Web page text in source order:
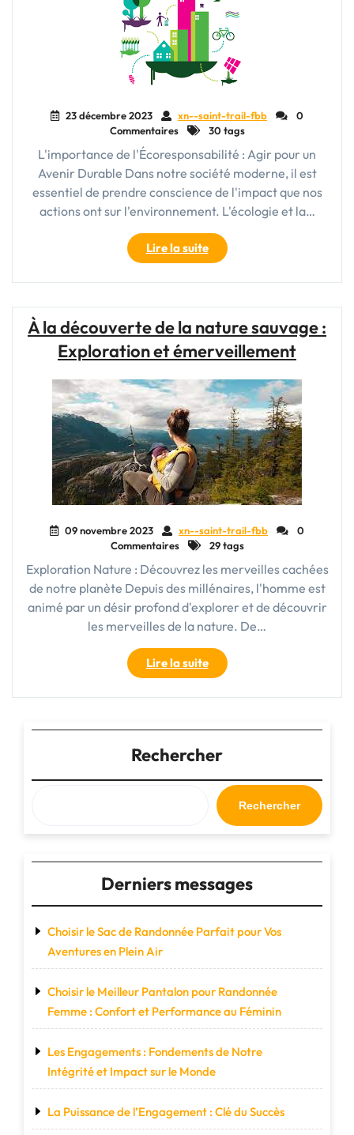
23 décembre 2023 xn--saint-trail-fbb
0
Commentaires
30 tags
L'importance de l'Écoresponsabilité : Agir pour un
Avenir Durable Dans notre société moderne, il est
essentiel de prendre conscience de l'impact que nos
actions ont sur l'environnement. L'écologie et la…
Lire la suite"Vivre
de
manière
Agir
pour
avenir
durable"
À la découverte de la nature sauvage :
Exploration et émerveillement
09 novembre 2023 xn--saint-trail-fbb
0
Commentaires
29 tags
Exploration Nature : Découvrez les merveilles cachées
de notre planète Depuis des millénaires, l'homme est
animé par un désir profond d'explorer et de découvrir
les merveilles de la nature. De…
Lire la suite"À
la
découverte
la
nature
sauvage
:
Exploration
et
Rechercher
Rechercher
Derniers messages
Choisir le Sac de Randonnée Parfait pour Vos
Aventures en Plein Air
Choisir le Meilleur Pantalon pour Randonnée
Femme : Confort et Performance au Féminin
Les Engagements : Fondements de Notre
Intégrité et Impact sur le Monde
La Puissance de l’Engagement : Clé du Succès